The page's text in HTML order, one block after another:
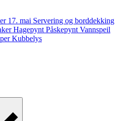
17. mai Servering og borddekking
Hagepynt Påskepynt Vannspeil
Kubbelys